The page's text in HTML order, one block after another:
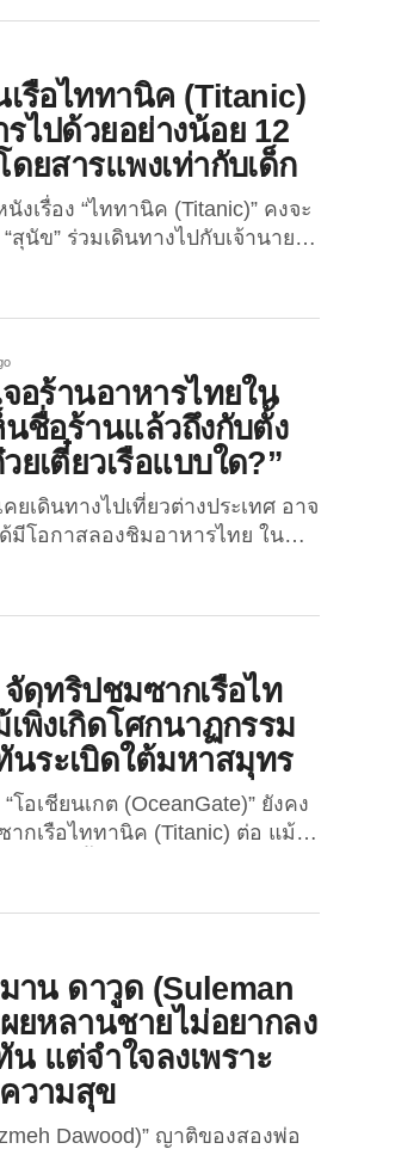
หลังหันกลับมาอ่านซ้ำสองอีกต่าง
ที่ผ่านมา ชาวเน็ตญี่ปุ่นผู้ใช้บัญชี X:
ำการแชร์ภาพถ่ายของเจ้าแมวน้ำ
ยคอบนผืนน้ำ พร้อมแคปชั่นระบุว่า
มันคือซีนของแจ็คกับโรสจากหนัง
ริยะมาก!” เนื่องจากในภาพจะ
งกำลังนอนอยู่บนแพ ในขณะที่อีก
คล้ายฉากหลังจากเรือไททานิค
รือไททานิค (Titanic)
ไปด้วยอย่างน้อย 12
ยสารแพงเท่ากับเด็ก
งเรื่อง “ไททานิค (Titanic)” คงจะ
สุนัข” ร่วมเดินทางไปกับเจ้านาย
15 เมษายน 1912 ระหว่างการ
กเซาแทมป์ตัน ประเทศอังกฤษ ไป
ทศสหรัฐอเมริกา...
อร้านอาหารไทยใน
ชื่อร้านแล้วถึงกับตั้ง
ยเตี๋ยวเรือแบบใด?”
ยเดินทางไปเที่ยวต่างประเทศ อาจ
มีโอกาสลองชิมอาหารไทย ใน
านที่ทำเอานักท่องเที่ยวต้องตั้ง
ตี๋ยวเรือแบบใด?” เมื่อไม่นานมานี้
ทยแห่งหนึ่งที่ถูกถ่ายไว้ได้โดยนัก
ติ ถูกแชร์ต่อบนโลกออนไลน์จน
าพป้ายชื่อร้านที่หลายคนเห็นแล้วก็
ลใจมาจากไหน กับร้านที่มีชื่อว่า
ทานิค) ซึ่งแน่นอนว่าชื่อร้านดัง
บชื่อเรือ “Titanic” (ไททานิค) โดย
ป็น Thai...
ดทริปชมซากเรือไท
พิ่งเกิดโศกนาฏกรรม
นระเบิดใต้มหาสมุทร
โอเชียนเกต (OceanGate)” ยังคง
กเรือไททานิค (Titanic) ต่อ แม้
นาฏกรรมเรือดำน้ำไททันของบริษัท
ดแบบยุบตัว (Implosion) ใต้
โลเมตร เป็นเหตุให้มหาเศรษฐี
ดำน้ำลำดังกล่าวเสียชีวิตทั้งหมด...
าน ดาวูด (Suleman
ยหลานชายไม่อยากลง
น แต่จำใจลงเพราะ
วามสุข
Dawood)” ญาติของสองพ่อ